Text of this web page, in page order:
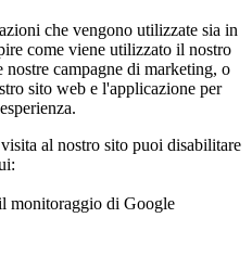
che vengono utilizzate sia in
come viene utilizzato il nostro
campagne di marketing, o
sito web e l'applicazione per
al nostro sito puoi disabilitare
monitoraggio di Google